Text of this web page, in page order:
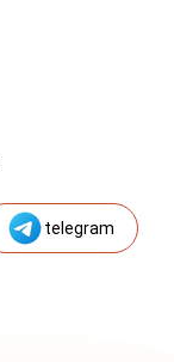
telegram